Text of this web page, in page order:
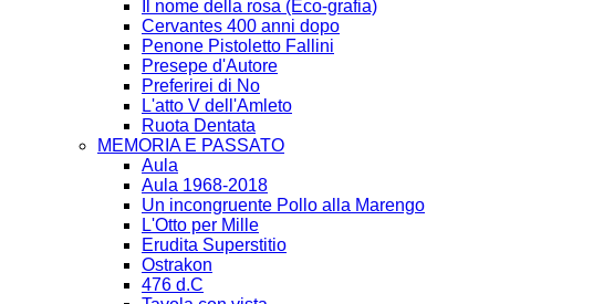
Il nome della rosa (Eco-grafia)
Cervantes 400 anni dopo
Penone Pistoletto Fallini
Presepe d'Autore
Preferirei di No
L'atto V dell'Amleto
Ruota Dentata
MEMORIA E PASSATO
Aula
Aula 1968-2018
Un incongruente Pollo alla Marengo
L'Otto per Mille
Erudita Superstitio
Ostrakon
476 d.C